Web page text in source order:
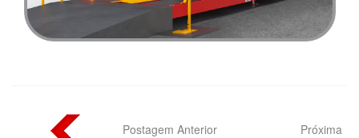
Postagem Anterior Próxima